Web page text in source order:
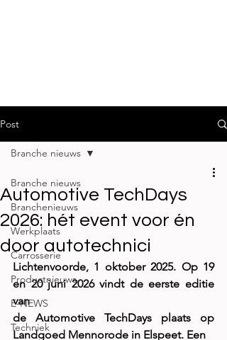
Post
Branche nieuws
Branchenieuws
Werkplaats
Carrosserie
Productnieuws
E-NEWS
Techniek
Branche nieuws
Automotive TechDays
2026: hét event voor én
door autotechnici
Lichtenvoorde, 1 oktober 2025. Op 19
en 20 juni 2026 vindt de eerste editie
van
de Automotive TechDays plaats op
Landgoed Mennorode in Elspeet. Een